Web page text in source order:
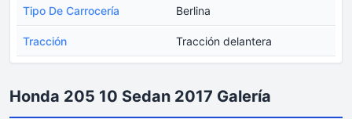
Tipo De Carrocería Berlina
Tracción Tracción delantera
Honda 205 10 Sedan 2017 Galería